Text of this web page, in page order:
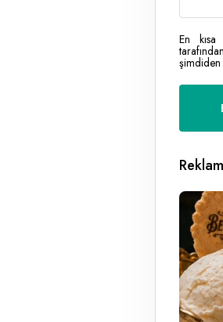
En kısa
Reklam